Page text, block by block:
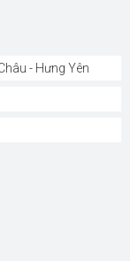
- Hưng Yên